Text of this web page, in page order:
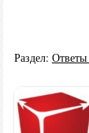
Раздел: